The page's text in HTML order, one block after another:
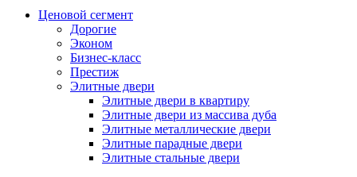
Ценовой сегмент
Дорогие
Эконом
Бизнес-класс
Престиж
Элитные двери
Элитные двери в квартиру
Элитные двери из массива дуба
Элитные металлические двери
Элитные парадные двери
Элитные стальные двери